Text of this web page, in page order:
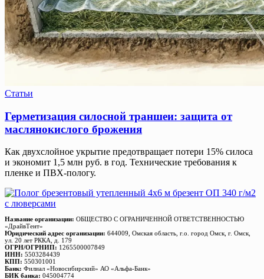
Статьи
Герметизация силосной траншеи: защита от
маслянокислого брожения
Как двухслойное укрытие предотвращает потери 15% силоса
и экономит 1,5 млн руб. в год. Технические требования к
пленке и ПВХ-пологу.
Название организации: ОБЩЕСТВО С ОГРАНИЧЕННОЙ ОТВЕТСТВЕННОСТЬЮ
«ДрайвТент»
Юридический адрес организации: 644009, Омская область, г.о. город Омск, г. Омск,
ул. 20 лет РККА, д. 179
ОГРН/ОГРНИП: 1265500007849
ИНН: 5503284439
КПП: 550301001
Банк: Филиал «Новосибирский» АО «Альфа-Банк»
БИК банка: 045004774